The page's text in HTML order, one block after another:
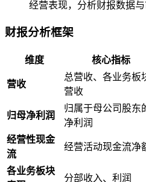
经营表现，分析财报数据
财报分析框架
维度 核心指标
营收
总营收、各业务板
营收
归母净利润
归属于母公司股东
净利润
经营性现金
流
经营活动现金流净
各业务板块
分部收入、利润